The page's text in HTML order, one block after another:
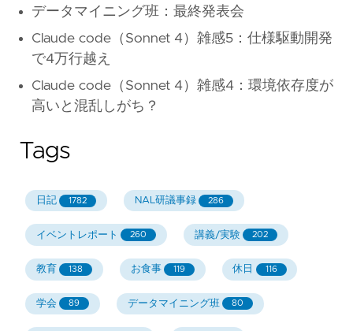
データマイニング班：最終発表会
Claude code（Sonnet 4）雑感5：仕様駆動開発
で4万行越え
Claude code（Sonnet 4）雑感4：環境依存度が
高いと混乱しがち？
Tags
日記 1782 NAL研議事録 286
イベントレポート 260 講義/実験 202
教育 138 お食事 119 休日 116
学会 89 データマイニング班 80